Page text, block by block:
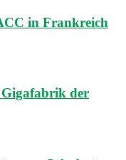
in Frankreich
der